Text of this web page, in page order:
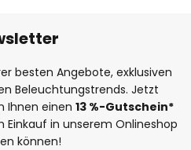
besten Angebote, exklusiven
Beleuchtungstrends. Jetzt
Ihnen einen 13 %-Gutschein*
Einkauf in unserem Onlineshop
können!